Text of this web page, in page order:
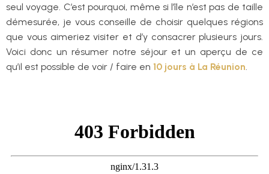
seul voyage. C’est pourquoi, même si l’île n’est pas de taille
démesurée, je vous conseille de choisir quelques régions
que vous aimeriez visiter et d’y consacrer plusieurs jours.
Voici donc un résumer notre séjour et un aperçu de ce
qu’il est possible de voir / faire en 10 jours à La Réunion